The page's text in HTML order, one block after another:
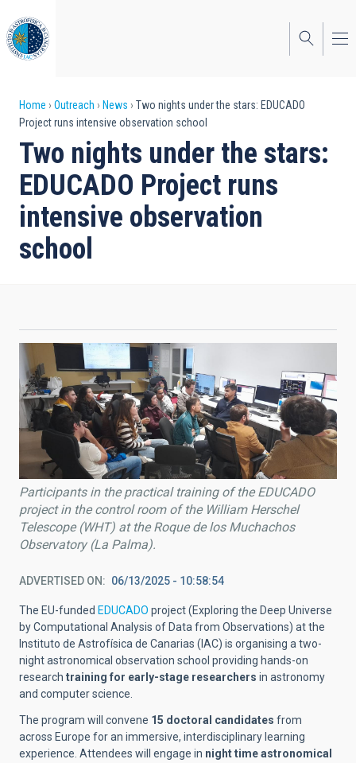
to
main
content
Breadcrumb
Home Outreach News
Two nights under the stars: EDUCADO
Project runs intensive observation school
Two nights under the stars:
EDUCADO Project runs
intensive observation
school
Participants in the practical training of the EDUCADO
project in the control room of the William Herschel
Telescope (WHT) at the Roque de los Muchachos
Observatory (La Palma).
ADVERTISED ON 06/13/2025 - 10:58:54
The EU-funded EDUCADO project (Exploring the Deep Universe
by Computational Analysis of Data from Observations) at the
Instituto de Astrofísica de Canarias (IAC) is organising a two-
night astronomical observation school providing hands-on
research training for early-stage researchers in astronomy
and computer science.
The program will convene 15 doctoral candidates from
across Europe for an immersive, interdisciplinary learning
experience. Attendees will engage in night time astronomical